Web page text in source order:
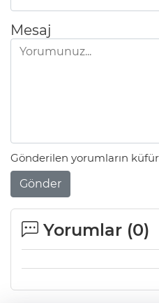
Mesaj
Gönderilen yorumların
Gönder
Yorumlar (0)